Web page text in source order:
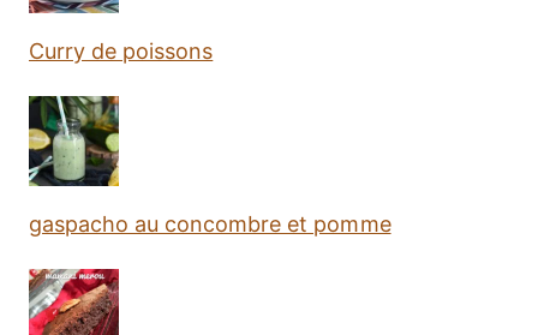
Curry de poissons
gaspacho au concombre et pomme